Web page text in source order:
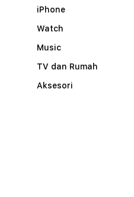
iPhone
Watch
Music
TV dan Rumah
Aksesori